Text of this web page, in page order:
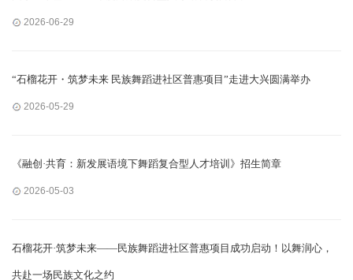
2026-06-29
“石榴花开・筑梦未来 民族舞蹈进社区普惠项目”走进大兴圆满举办
2026-05-29
《融创·共育：新发展语境下舞蹈复合型人才培训》招生简章
2026-05-03
石榴花开·筑梦未来——民族舞蹈进社区普惠项目成功启动！以舞润心，
共赴一场民族文化之约